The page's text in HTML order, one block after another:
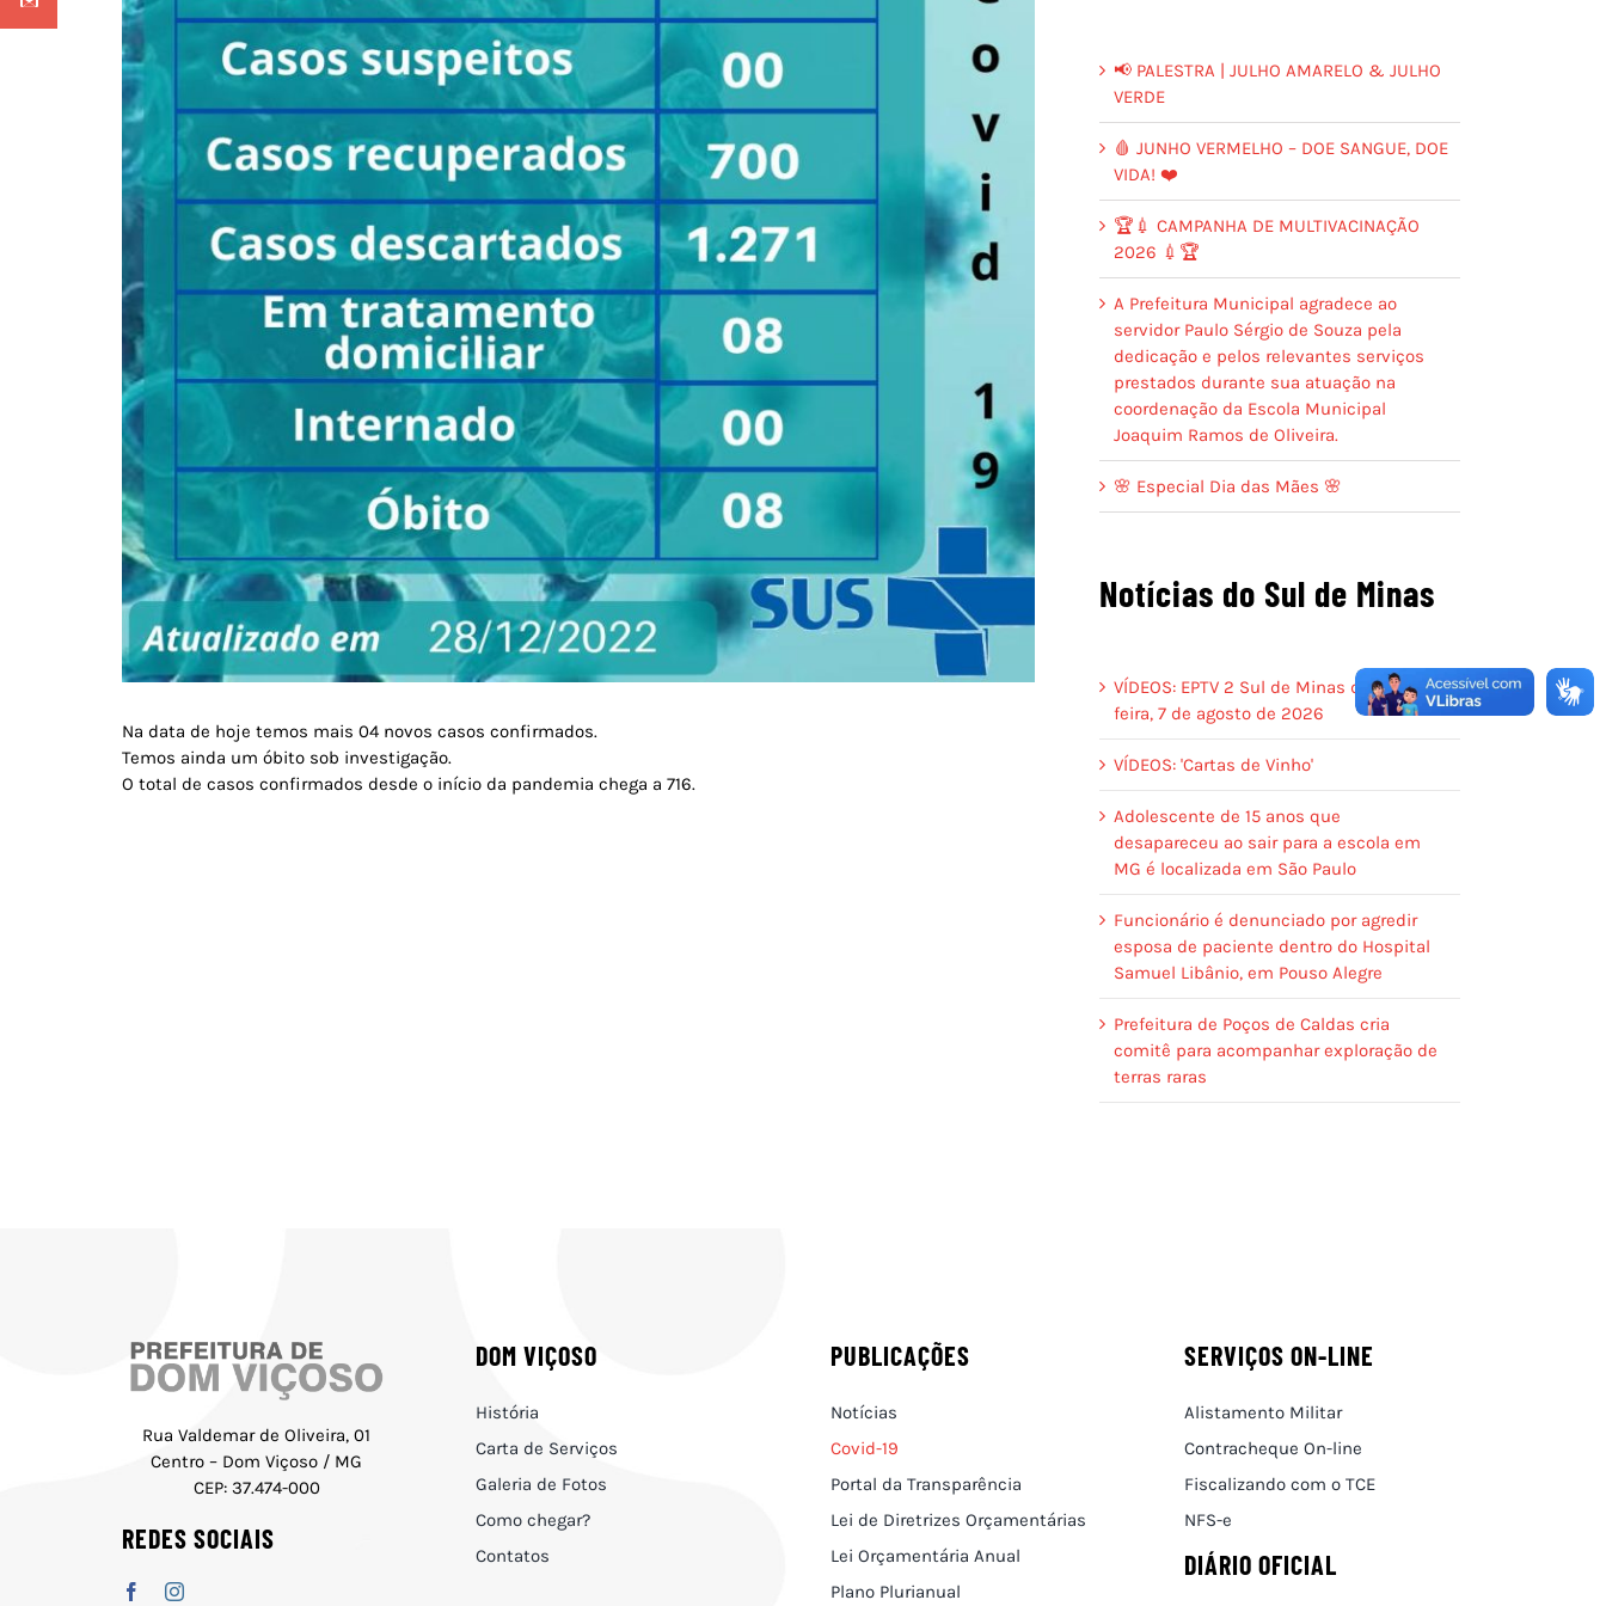
Na data de hoje temos mais 04 novos casos confirmados.
Temos ainda um óbito sob investigação.
O total de casos confirmados desde o início da pandemia chega a 716.
📢 PALESTRA | JULHO AMARELO & JULHO
VERDE
🩸 JUNHO VERMELHO – DOE SANGUE, DOE
VIDA! ❤️
🏆💉 CAMPANHA DE MULTIVACINAÇÃO
2026 💉🏆
A Prefeitura Municipal agradece ao
servidor Paulo Sérgio de Souza pela
dedicação e pelos relevantes serviços
prestados durante sua atuação na
coordenação da Escola Municipal
Joaquim Ramos de Oliveira.
🌸 Especial Dia das Mães 🌸
Notícias do Sul de Minas
VÍDEOS: EPTV 2 Sul de Minas de sexta-
feira, 7 de agosto de 2026
VÍDEOS: 'Cartas de Vinho'
Adolescente de 15 anos que
desapareceu ao sair para a escola em
MG é localizada em São Paulo
Funcionário é denunciado por agredir
esposa de paciente dentro do Hospital
Samuel Libânio, em Pouso Alegre
Prefeitura de Poços de Caldas cria
comitê para acompanhar exploração de
terras raras
Rua Valdemar de Oliveira, 01
Centro – Dom Viçoso / MG
CEP: 37.474-000
REDES SOCIAIS
DOM VIÇOSO
História
Carta de Serviços
Galeria de Fotos
Como chegar?
Contatos
PUBLICAÇÕES
Notícias
Covid-19
Portal da Transparência
Lei de Diretrizes Orçamentárias
Lei Orçamentária Anual
Plano Plurianual
SERVIÇOS ON-LINE
Alistamento Militar
Contracheque On-line
Fiscalizando com o TCE
NFS-e
DIÁRIO OFICIAL